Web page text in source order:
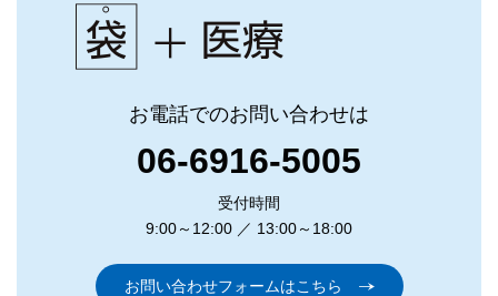
お電話でのお問い合わせは
06-6916-5005
受付時間
9:00～12:00 ／ 13:00～18:00
お問い合わせフォームはこちら